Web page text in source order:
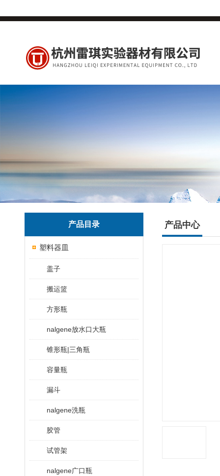
产品目录
塑料器皿
盖子
搬运篮
方形瓶
nalgene放水口大瓶
锥形瓶|三角瓶
容量瓶
漏斗
nalgene洗瓶
胶管
试管架
nalgene广口瓶
产品中心